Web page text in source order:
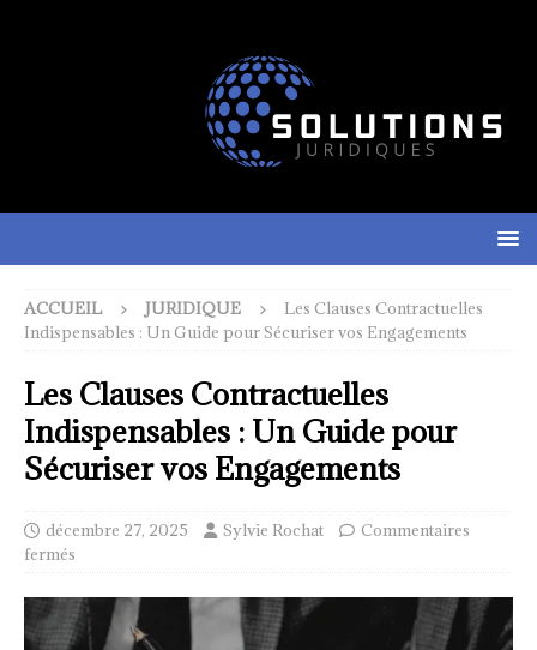
ACCUEIL JURIDIQUE
Les Clauses Contractuelles
Indispensables : Un Guide pour Sécuriser vos Engagements
Les Clauses Contractuelles
Indispensables : Un Guide pour
Sécuriser vos Engagements
décembre 27, 2025 Sylvie Rochat
Commentaires
fermés